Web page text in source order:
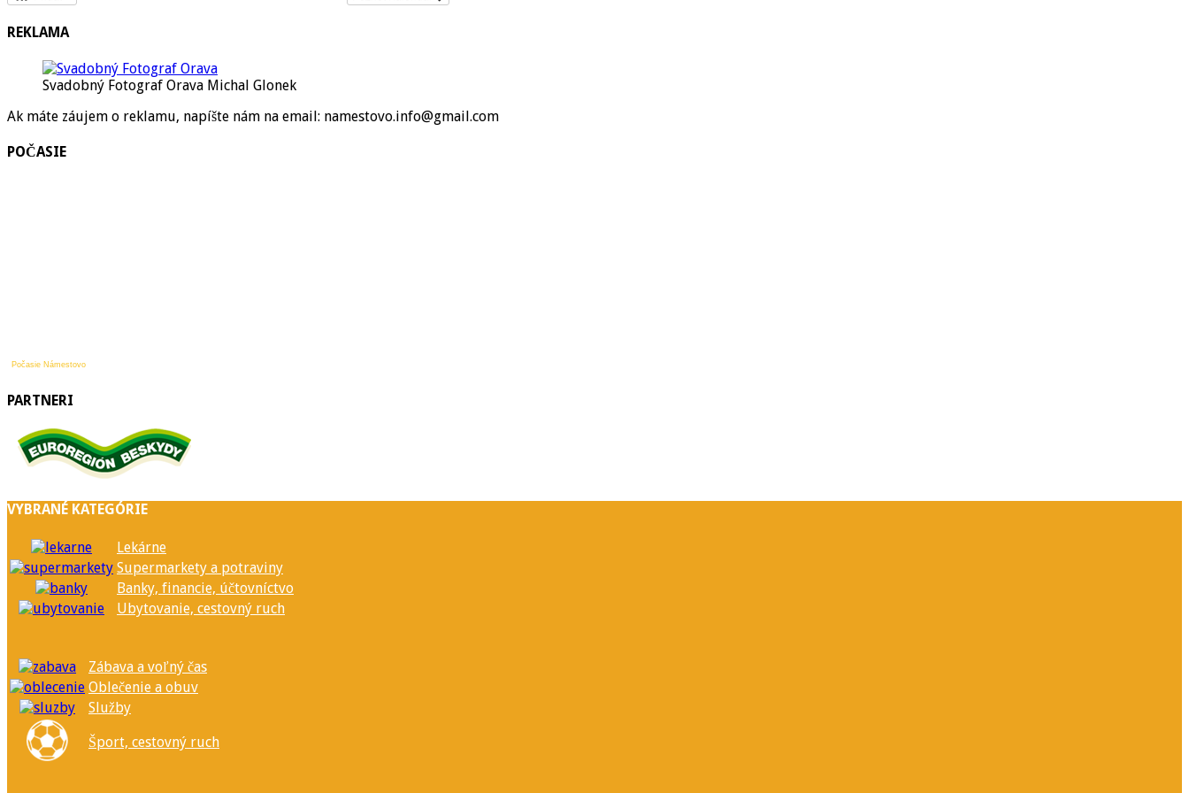
REKLAMA
Svadobný Fotograf Orava Michal Glonek
Ak máte záujem o reklamu, napíšte nám na email: namestovo.info@gmail.com
POČASIE
Počasie Námestovo
PARTNERI
VYBRANÉ KATEGÓRIE
Lekárne
Supermarkety a potraviny
Banky, financie, účtovníctvo
Ubytovanie, cestovný ruch
Zábava a voľný čas
Oblečenie a obuv
Služby
Šport, cestovný ruch